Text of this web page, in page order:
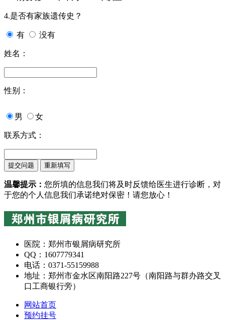
4.是否有家族遗传史？
有 没有
姓名：
性别：
男 女
联系方式：
温馨提示： 您所填的信息我们将及时反馈给医生进行诊断，对
于您的个人信息我们承诺绝对保密！请您放心！
医院：郑州市银屑病研究所
QQ：1607779341
电话：0371-55159988
地址：郑州市金水区南阳路227号（南阳路与群办路交叉
口工商银行旁）
网站首页
预约挂号